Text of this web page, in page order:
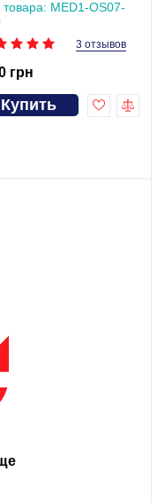
товара: MED1-OS07-
3 отзывов
грн
Купить